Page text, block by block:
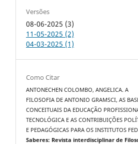
Versões
08-06-2025 (3)
11-05-2025 (2)
04-03-2025 (1)
Como Citar
ANTONECHEN COLOMBO, ANGELICA. A
FILOSOFIA DE ANTONIO GRAMSCI, AS
CONCEITUAIS DA EDUCAÇÃO
TECNOLÓGICA E AS CONTRIBUIÇÕES
E PEDAGÓGICAS PARA OS INSTITUTOS
Saberes: Revista interdisciplinar de